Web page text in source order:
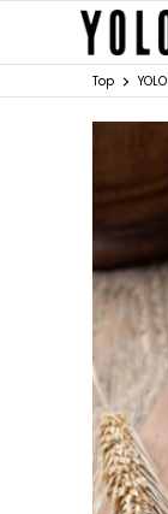
Top YOLO